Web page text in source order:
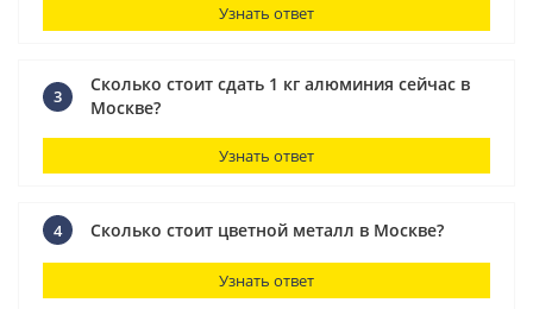
Узнать ответ
3
Сколько стоит сдать 1 кг алюминия сейчас в
Москве?
Узнать ответ
4 Сколько стоит цветной металл в Москве?
Узнать ответ